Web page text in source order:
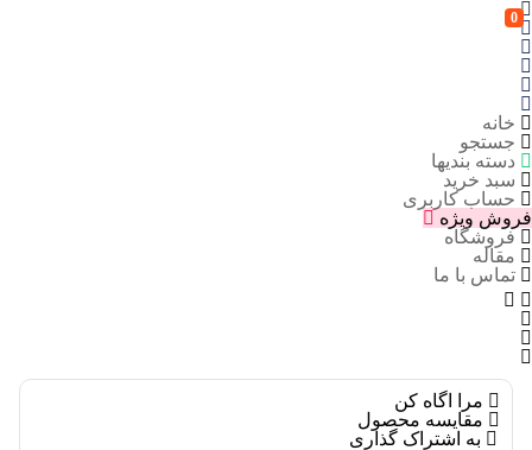
خانه
جستجو
دسته بندیها
سبد خرید
حساب کاربری
فروش ویژه
فروشگاه
مقاله
تماس با ما
0
مرا اگاه کن
مقایسه محصول
به اشتراک گذاری